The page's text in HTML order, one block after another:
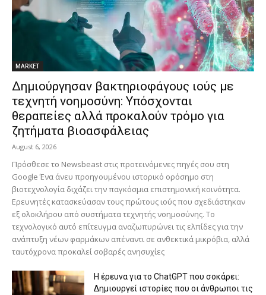
MARKET
Δημιούργησαν βακτηριοφάγους ιούς με
τεχνητή νοημοσύνη: Υπόσχονται
θεραπείες αλλά προκαλούν τρόμο για
ζητήματα βιοασφάλειας
August 6, 2026
Πρόσθεσε το Newsbeast στις προτεινόμενες πηγές σου στη
Google Ένα άνευ προηγουμένου ιστορικό ορόσημο στη
βιοτεχνολογία διχάζει την παγκόσμια επιστημονική κοινότητα.
Ερευνητές κατασκεύασαν τους πρώτους ιούς που σχεδιάστηκαν
εξ ολοκλήρου από συστήματα τεχνητής νοημοσύνης. Το
τεχνολογικό αυτό επίτευγμα αναζωπυρώνει τις ελπίδες για την
ανάπτυξη νέων φαρμάκων απέναντι σε ανθεκτικά μικρόβια, αλλά
ταυτόχρονα προκαλεί σοβαρές ανησυχίες
H έρευνα για το ChatGPT που σοκάρει:
Δημιουργεί ιστορίες που οι άνθρωποι τις